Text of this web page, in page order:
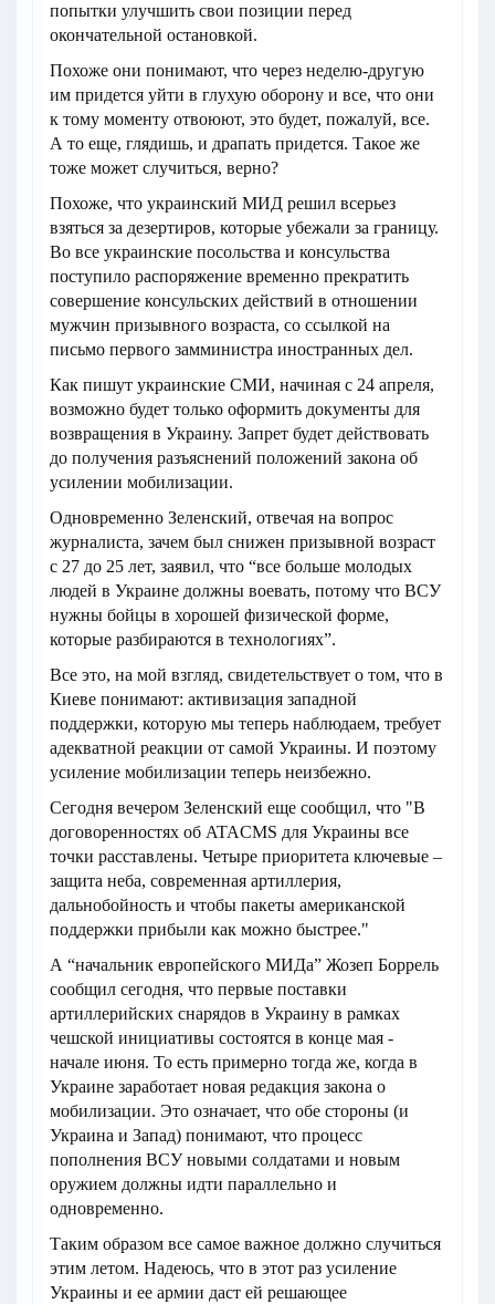
попытки улучшить свои позиции перед
окончательной остановкой.
Похоже они понимают, что через неделю-другую
им придется уйти в глухую оборону и все, что они
к тому моменту отвоюют, это будет, пожалуй, все.
А то еще, глядишь, и драпать придется. Такое же
тоже может случиться, верно?
Похоже, что украинский МИД решил всерьез
взяться за дезертиров, которые убежали за границу.
Во все украинские посольства и консульства
поступило распоряжение временно прекратить
совершение консульских действий в отношении
мужчин призывного возраста, со ссылкой на
письмо первого замминистра иностранных дел.
Как пишут украинские СМИ, начиная с 24 апреля,
возможно будет только оформить документы для
возвращения в Украину. Запрет будет действовать
до получения разъяснений положений закона об
усилении мобилизации.
Одновременно Зеленский, отвечая на вопрос
журналиста, зачем был снижен призывной возраст
с 27 до 25 лет, заявил, что “все больше молодых
людей в Украине должны воевать, потому что ВСУ
нужны бойцы в хорошей физической форме,
которые разбираются в технологиях”.
Все это, на мой взгляд, свидетельствует о том, что в
Киеве понимают: активизация западной
поддержки, которую мы теперь наблюдаем, требует
адекватной реакции от самой Украины. И поэтому
усиление мобилизации теперь неизбежно.
Сегодня вечером Зеленский еще сообщил, что "В
договоренностях об ATACMS для Украины все
точки расставлены. Четыре приоритета ключевые –
защита неба, современная артиллерия,
дальнобойность и чтобы пакеты американской
поддержки прибыли как можно быстрее."
А “начальник европейского МИДа” Жозеп Боррель
сообщил сегодня, что первые поставки
артиллерийских снарядов в Украину в рамках
чешской инициативы состоятся в конце мая -
начале июня. То есть примерно тогда же, когда в
Украине заработает новая редакция закона о
мобилизации. Это означает, что обе стороны (и
Украина и Запад) понимают, что процесс
пополнения ВСУ новыми солдатами и новым
оружием должны идти параллельно и
одновременно.
Таким образом все самое важное должно случиться
этим летом. Надеюсь, что в этот раз усиление
Украины и ее армии даст ей решающее